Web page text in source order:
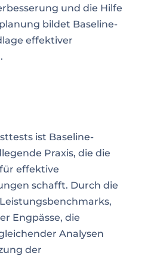
und die Hilfe
bildet Baseline-
effektiver
ist Baseline-
Praxis, die die
effektive
schafft. Durch die
Engpässe, die
Analysen
der